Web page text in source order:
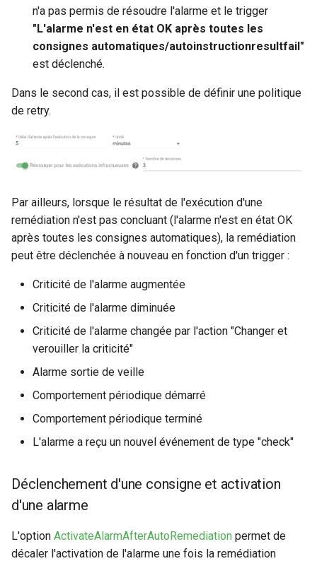
n'a pas permis de résoudre l'alarme et le trigger
"L'alarme n'est en état OK après toutes les
consignes automatiques/autoinstructionresultfail"
est déclenché.
Dans le second cas, il est possible de définir une politique
de retry.
Par ailleurs, lorsque le résultat de l'exécution d'une
remédiation n'est pas concluant (l'alarme n'est en état OK
après toutes les consignes automatiques), la remédiation
peut être déclenchée à nouveau en fonction d'un trigger :
Criticité de l'alarme augmentée
Criticité de l'alarme diminuée
Criticité de l'alarme changée par l'action "Changer et
verouiller la criticité"
Alarme sortie de veille
Comportement périodique démarré
Comportement périodique terminé
L'alarme a reçu un nouvel événement de type "check"
Déclenchement d'une consigne et activation
d'une alarme
L'option ActivateAlarmAfterAutoRemediation permet de
décaler l'activation de l'alarme une fois la remédiation